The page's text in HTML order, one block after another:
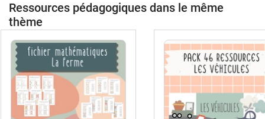
Ressources pédagogiques dans le même
thème